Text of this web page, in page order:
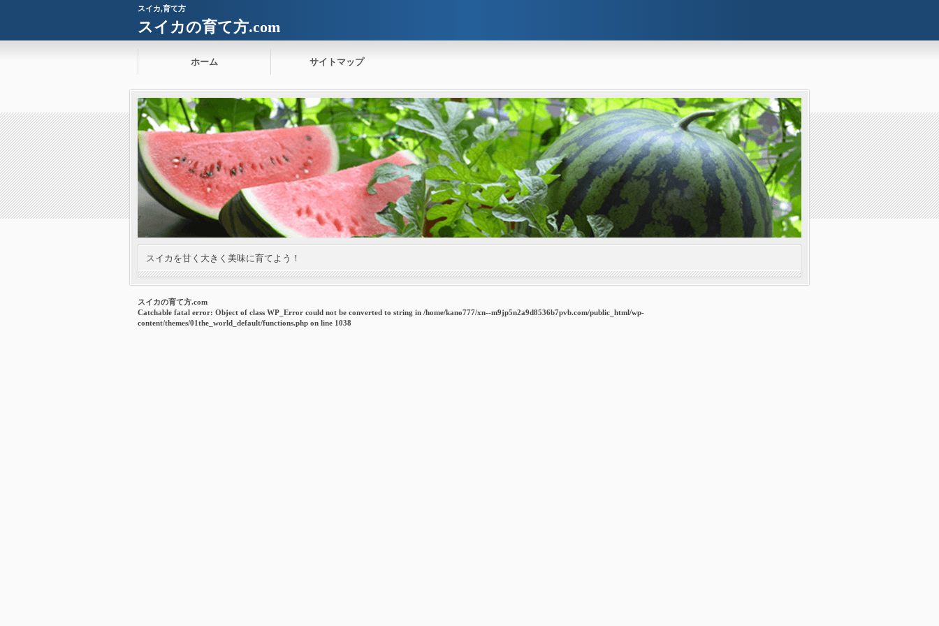
スイカ,育て方
スイカの育て方.com
ホーム サイトマップ
スイカを甘く大きく美味に育てよう！
スイカの育て方.com
Catchable fatal error: Object of class WP_Error could not be converted to string in /home/kano777/xn--m9jp5n2a9d8536b7pvb.com/public_html/wp-
content/themes/01the_world_default/functions.php on line 1038